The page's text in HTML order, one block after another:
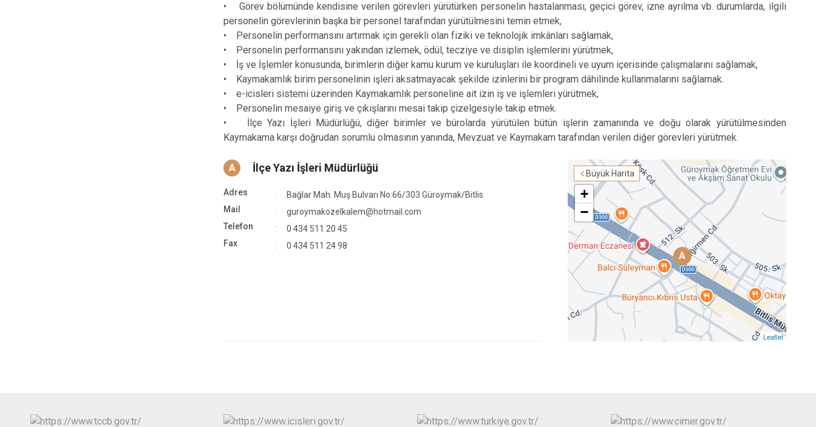
• Görev bölümünde kendisine verilen görevleri yürütürken personelin hastalanması, geçici görev, izne ayrılma vb. durumlarda, ilgili
personelin görevlerinin başka bir personel tarafından yürütülmesini temin etmek,
• Personelin performansını artırmak için gerekli olan fiziki ve teknolojik imkânları sağlamak,
• Personelin performansını yakından izlemek, ödül, tecziye ve disiplin işlemlerini yürütmek,
• İş ve İşlemler konusunda, birimlerin diğer kamu kurum ve kuruluşları ile koordineli ve uyum içerisinde çalışmalarını sağlamak,
• Kaymakamlık birim personelinin işleri aksatmayacak şekilde izinlerini bir program dâhilinde kullanmalarını sağlamak.
• e-icisleri sistemi üzerinden Kaymakamlık personeline ait izin iş ve işlemleri yürütmek,
• Personelin mesaiye giriş ve çıkışlarını mesai takip çizelgesiyle takip etmek.
• İlçe Yazı İşleri Müdürlüğü, diğer birimler ve bürolarda yürütülen bütün işlerin zamanında ve doğu olarak yürütülmesinden
Kaymakama karşı doğrudan sorumlu olmasının yanında, Mevzuat ve Kaymakam tarafından verilen diğer görevleri yürütmek.
Büyük Harita
A
+
−
Leaflet
A İlçe Yazı İşleri Müdürlüğü
Adres
Bağlar Mah. Muş Bulvarı No:66/303 Güroymak/Bitlis
Mail
guroymakozelkalem@hotmail.com
Telefon
0 434 511 20 45
Fax
0 434 511 24 98